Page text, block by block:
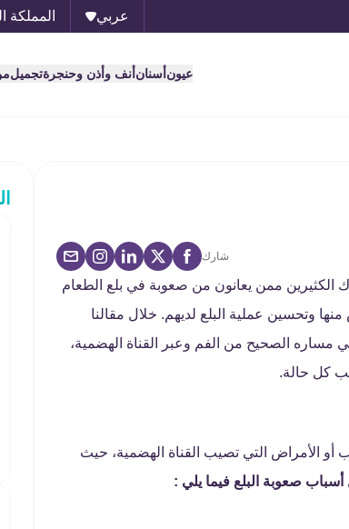
عربي المملكة
عيون أسنان أنف وأذن وحنجرةتجميل
شارك
الكثيرين ممن يعانون من صعوبة في بلع الطعام
وتحسين عملية البلع لديهم. خلال مقالنا
مساره الصحيح من الفم وعبر القناة الهضمية،
كل حالة.
الأمراض التي تصيب القناة الهضمية، حيث
أسباب صعوبة البلع فيما يلي :